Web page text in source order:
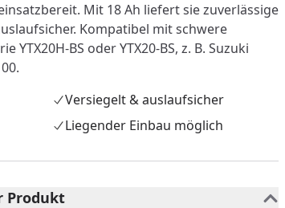
Mit 18 Ah liefert sie zuverlässige
Kompatibel mit schwere
BS oder YTX20-BS, z. B. Suzuki
Versiegelt & auslaufsicher
Liegender Einbau möglich
Produkt